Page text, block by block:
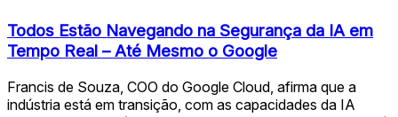
Todos Estão Navegando na Segurança da IA em
Tempo Real – Até Mesmo o Google
Francis de Souza, COO do Google Cloud, afirma que a
indústria está em transição, com as capacidades da IA